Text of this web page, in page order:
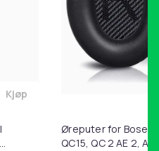
Legg Magetrener, 6-rørs
Kjøp
Øreputer for Bose
QC15, QC 2 AE 2, AE